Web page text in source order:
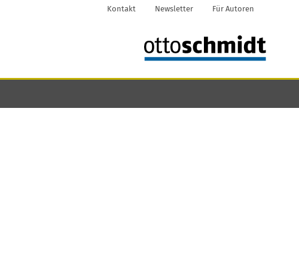
Kontakt Newsletter Für Autoren